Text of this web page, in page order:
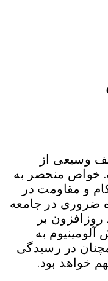
وسیعی از
خواص منحصر به
و مقاومت در
ضروری در جامعه
بر
به
در رسیدگی
خواهد بود.